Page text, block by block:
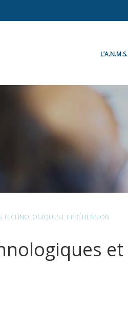
TECHNOLOGIQUES ET PRÉHENSION
et